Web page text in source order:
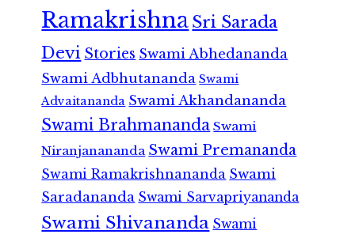
RamakrishnaSri Sarada
Devi Stories Swami Abhedananda
Swami Adbhutananda Swami
Advaitananda Swami Akhandananda
Swami Brahmananda Swami
Niranjanananda Swami Premananda
Swami Ramakrishnananda Swami
Saradananda Swami Sarvapriyananda
Swami Shivananda Swami